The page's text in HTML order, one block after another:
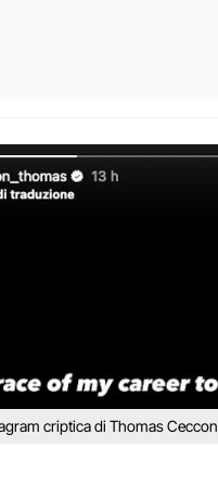
criptica di Thomas Ceccon